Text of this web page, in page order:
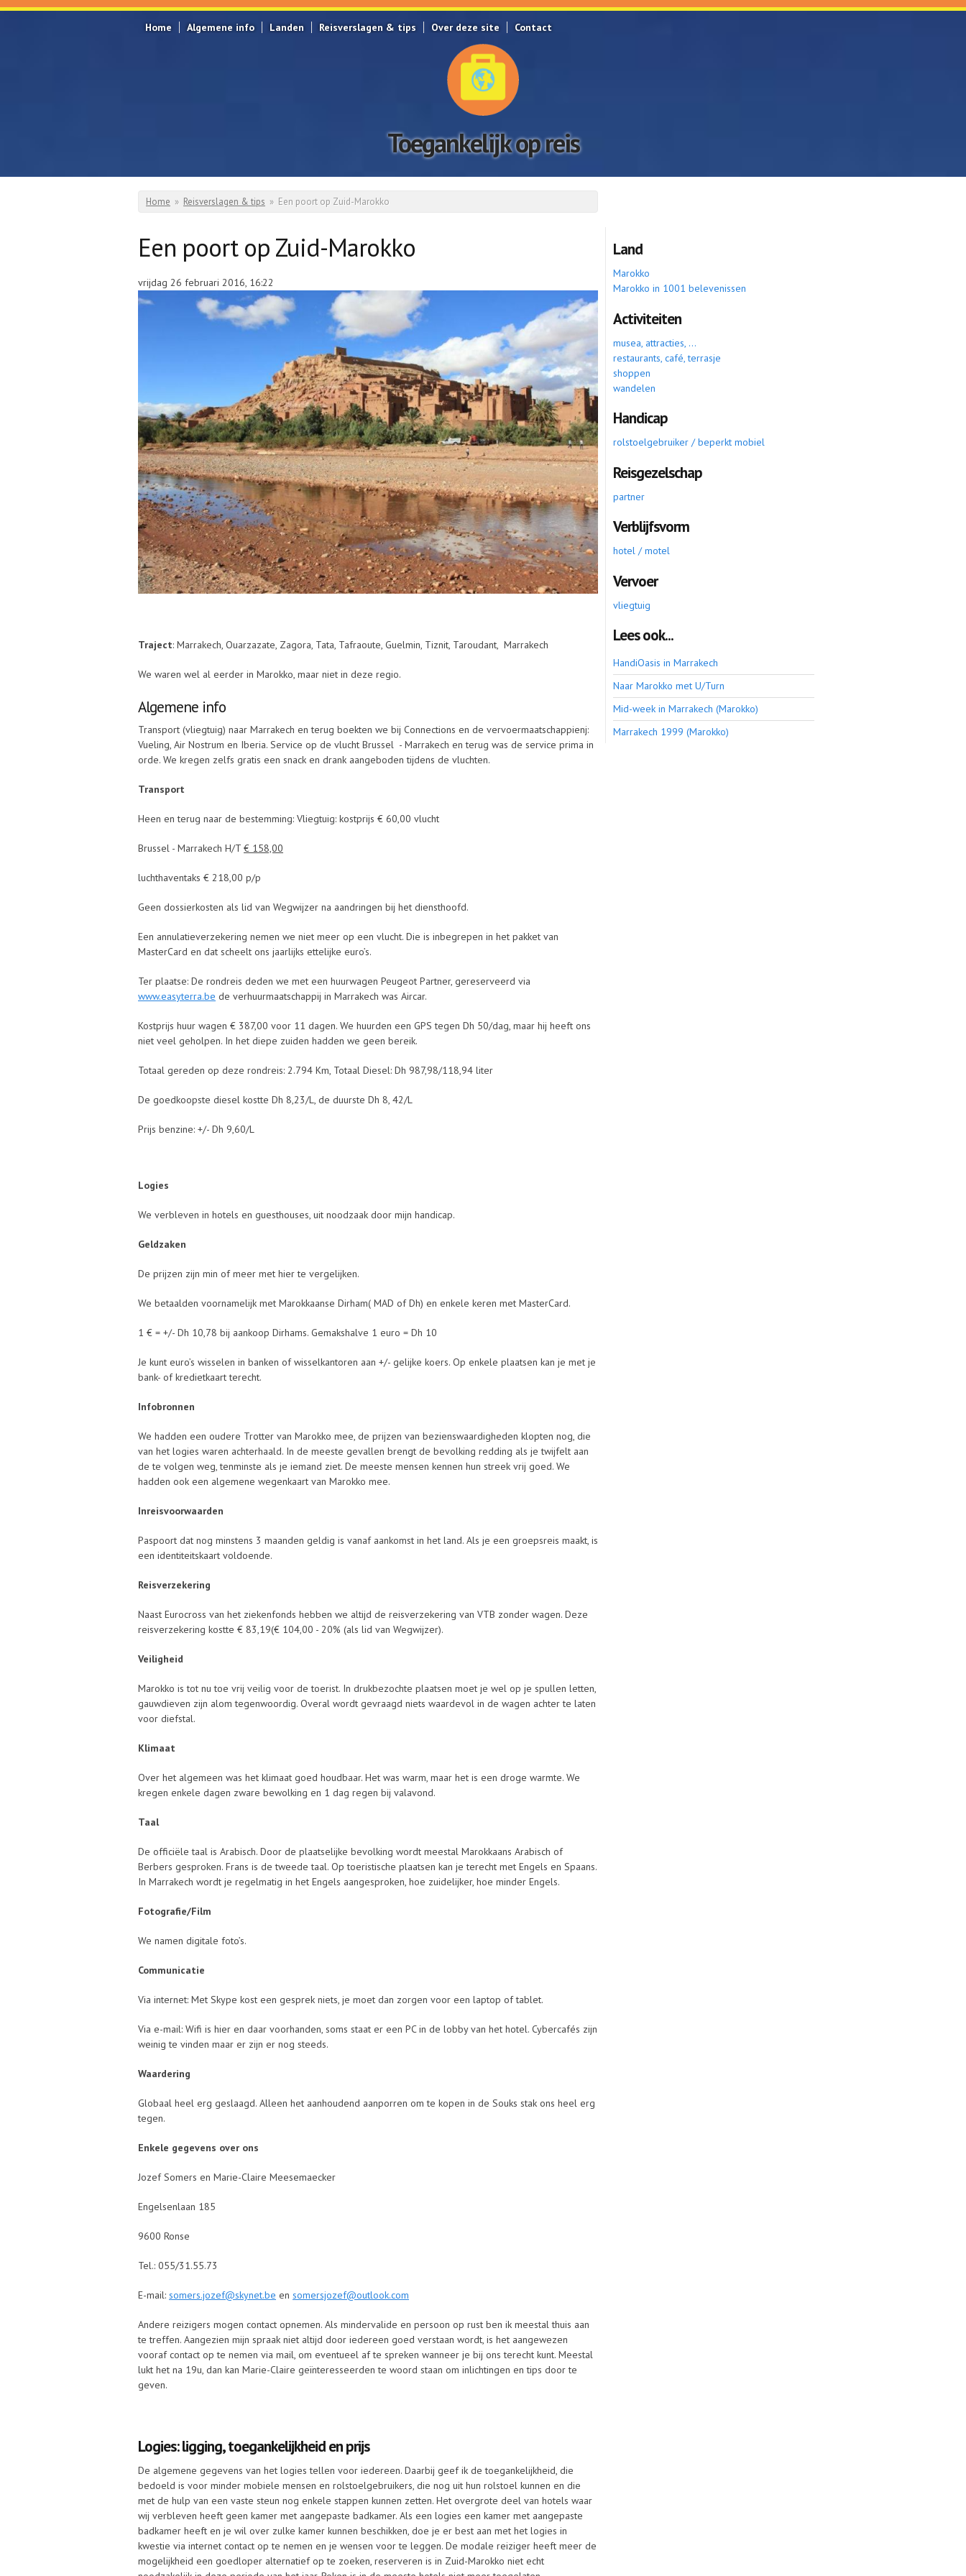
Overslaan en naar de inhoud gaan
Home
Algemene info Landen Reisverslagen & tips Over deze site Contact
Toegankelijk op reis
Home » Reisverslagen & tips » Een poort op Zuid-Marokko
Een poort op Zuid-Marokko
vrijdag 26 februari 2016, 16:22
Traject: Marrakech, Ouarzazate, Zagora, Tata, Tafraoute, Guelmin, Tiznit, Taroudant, Marrakech
We waren wel al eerder in Marokko, maar niet in deze regio.
Algemene info
Transport (vliegtuig) naar Marrakech en terug boekten we bij Connections en de vervoermaatschappienj:
Vueling, Air Nostrum en Iberia. Service op de vlucht Brussel - Marrakech en terug was de service prima in
orde. We kregen zelfs gratis een snack en drank aangeboden tijdens de vluchten.
Transport
Heen en terug naar de bestemming: Vliegtuig: kostprijs € 60,00 vlucht
Brussel - Marrakech H/T € 158,00
luchthaventaks € 218,00 p/p
Geen dossierkosten als lid van Wegwijzer na aandringen bij het diensthoofd.
Een annulatieverzekering nemen we niet meer op een vlucht. Die is inbegrepen in het pakket van
MasterCard en dat scheelt ons jaarlijks ettelijke euro’s.
Ter plaatse: De rondreis deden we met een huurwagen Peugeot Partner, gereserveerd via
www.easyterra.be de verhuurmaatschappij in Marrakech was Aircar.
Kostprijs huur wagen € 387,00 voor 11 dagen. We huurden een GPS tegen Dh 50/dag, maar hij heeft ons
niet veel geholpen. In het diepe zuiden hadden we geen bereik.
Totaal gereden op deze rondreis: 2.794 Km, Totaal Diesel: Dh 987,98/118,94 liter
De goedkoopste diesel kostte Dh 8,23/L, de duurste Dh 8, 42/L
Prijs benzine: +/- Dh 9,60/L
Logies
We verbleven in hotels en guesthouses, uit noodzaak door mijn handicap.
Geldzaken
De prijzen zijn min of meer met hier te vergelijken.
We betaalden voornamelijk met Marokkaanse Dirham( MAD of Dh) en enkele keren met MasterCard.
1 € = +/- Dh 10,78 bij aankoop Dirhams. Gemakshalve 1 euro = Dh 10
Je kunt euro’s wisselen in banken of wisselkantoren aan +/- gelijke koers. Op enkele plaatsen kan je met je
bank- of kredietkaart terecht.
Infobronnen
We hadden een oudere Trotter van Marokko mee, de prijzen van bezienswaardigheden klopten nog, die
van het logies waren achterhaald. In de meeste gevallen brengt de bevolking redding als je twijfelt aan
de te volgen weg, tenminste als je iemand ziet. De meeste mensen kennen hun streek vrij goed. We
hadden ook een algemene wegenkaart van Marokko mee.
Inreisvoorwaarden
Paspoort dat nog minstens 3 maanden geldig is vanaf aankomst in het land. Als je een groepsreis maakt, is
een identiteitskaart voldoende.
Reisverzekering
Naast Eurocross van het ziekenfonds hebben we altijd de reisverzekering van VTB zonder wagen. Deze
reisverzekering kostte € 83,19(€ 104,00 - 20% (als lid van Wegwijzer).
Veiligheid
Marokko is tot nu toe vrij veilig voor de toerist. In drukbezochte plaatsen moet je wel op je spullen letten,
gauwdieven zijn alom tegenwoordig. Overal wordt gevraagd niets waardevol in de wagen achter te laten
voor diefstal.
Klimaat
Over het algemeen was het klimaat goed houdbaar. Het was warm, maar het is een droge warmte. We
kregen enkele dagen zware bewolking en 1 dag regen bij valavond.
Taal
De officiële taal is Arabisch. Door de plaatselijke bevolking wordt meestal Marokkaans Arabisch of
Berbers gesproken. Frans is de tweede taal. Op toeristische plaatsen kan je terecht met Engels en Spaans.
In Marrakech wordt je regelmatig in het Engels aangesproken, hoe zuidelijker, hoe minder Engels.
Fotografie/Film
We namen digitale foto’s.
Communicatie
Via internet: Met Skype kost een gesprek niets, je moet dan zorgen voor een laptop of tablet.
Via e-mail: Wifi is hier en daar voorhanden, soms staat er een PC in de lobby van het hotel. Cybercafés zijn
weinig te vinden maar er zijn er nog steeds.
Waardering
Globaal heel erg geslaagd. Alleen het aanhoudend aanporren om te kopen in de Souks stak ons heel erg
tegen.
Enkele gegevens over ons
Jozef Somers en Marie-Claire Meesemaecker
Engelsenlaan 185
9600 Ronse
Tel.: 055/31.55.73
E-mail: somers.jozef@skynet.be en somersjozef@outlook.com
Andere reizigers mogen contact opnemen. Als mindervalide en persoon op rust ben ik meestal thuis aan
te treffen. Aangezien mijn spraak niet altijd door iedereen goed verstaan wordt, is het aangewezen
vooraf contact op te nemen via mail, om eventueel af te spreken wanneer je bij ons terecht kunt. Meestal
lukt het na 19u, dan kan Marie-Claire geïnteresseerden te woord staan om inlichtingen en tips door te
geven.
Logies: ligging, toegankelijkheid en prijs
De algemene gegevens van het logies tellen voor iedereen. Daarbij geef ik de toegankelijkheid, die
bedoeld is voor minder mobiele mensen en rolstoelgebruikers, die nog uit hun rolstoel kunnen en die
met de hulp van een vaste steun nog enkele stappen kunnen zetten. Het overgrote deel van hotels waar
wij verbleven heeft geen kamer met aangepaste badkamer. Als een logies een kamer met aangepaste
badkamer heeft en je wil over zulke kamer kunnen beschikken, doe je er best aan met het logies in
kwestie via internet contact op te nemen en je wensen voor te leggen. De modale reiziger heeft meer de
mogelijkheid een goedloper alternatief op te zoeken, reserveren is in Zuid-Marokko niet echt
Land
Marokko
Marokko in 1001 belevenissen
Activiteiten
musea, attracties, ...
restaurants, café, terrasje
shoppen
wandelen
Handicap
rolstoelgebruiker / beperkt mobiel
Reisgezelschap
partner
Verblijfsvorm
hotel / motel
Vervoer
vliegtuig
Lees ook...
HandiOasis in Marrakech
Naar Marokko met U/Turn
Mid-week in Marrakech (Marokko)
Marrakech 1999 (Marokko)